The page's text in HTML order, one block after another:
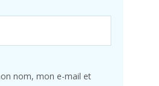
nom, mon e-mail et